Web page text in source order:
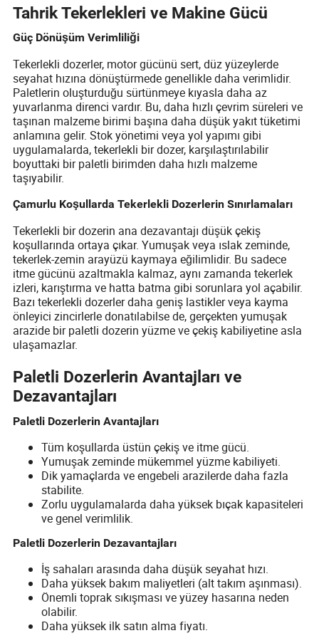
Tahrik Tekerlekleri ve Makine Gücü
Güç Dönüşüm Verimliliği
Tekerlekli dozerler, motor gücünü sert, düz yüzeylerde
seyahat hızına dönüştürmede genellikle daha verimlidir.
Paletlerin oluşturduğu sürtünmeye kıyasla daha az
yuvarlanma direnci vardır. Bu, daha hızlı çevrim süreleri ve
taşınan malzeme birimi başına daha düşük yakıt tüketimi
anlamına gelir. Stok yönetimi veya yol yapımı gibi
uygulamalarda, tekerlekli bir dozer, karşılaştırılabilir
boyuttaki bir paletli birimden daha hızlı malzeme
taşıyabilir.
Çamurlu Koşullarda Tekerlekli Dozerlerin Sınırlamaları
Tekerlekli bir dozerin ana dezavantajı düşük çekiş
koşullarında ortaya çıkar. Yumuşak veya ıslak zeminde,
tekerlek-zemin arayüzü kaymaya eğilimlidir. Bu sadece
itme gücünü azaltmakla kalmaz, aynı zamanda tekerlek
izleri, karıştırma ve hatta batma gibi sorunlara yol açabilir.
Bazı tekerlekli dozerler daha geniş lastikler veya kayma
önleyici zincirlerle donatılabilse de, gerçekten yumuşak
arazide bir paletli dozerin yüzme ve çekiş kabiliyetine asla
ulaşamazlar.
Paletli Dozerlerin Avantajları ve
Dezavantajları
Paletli Dozerlerin Avantajları
Tüm koşullarda üstün çekiş ve itme gücü.
Yumuşak zeminde mükemmel yüzme kabiliyeti.
Dik yamaçlarda ve engebeli arazilerde daha fazla
stabilite.
Zorlu uygulamalarda daha yüksek bıçak kapasiteleri
ve genel verimlilik.
Paletli Dozerlerin Dezavantajları
İş sahaları arasında daha düşük seyahat hızı.
Daha yüksek bakım maliyetleri (alt takım aşınması).
Önemli toprak sıkışması ve yüzey hasarına neden
olabilir.
Daha yüksek ilk satın alma fiyatı.